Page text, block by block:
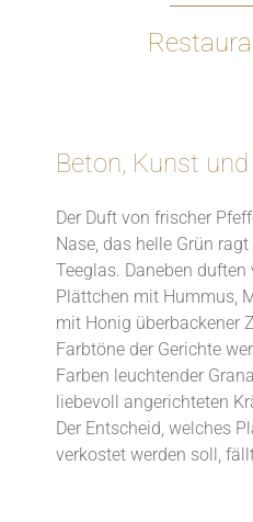
Beton, Kunst
Der Duft von frischer
Nase, das helle Grün
Teeglas. Daneben
Plättchen mit Hummus,
mit Honig überbackener
Farbtöne der Gerichte
Farben leuchtender
liebevoll angerichteten
Der Entscheid, welches
verkostet werden soll,